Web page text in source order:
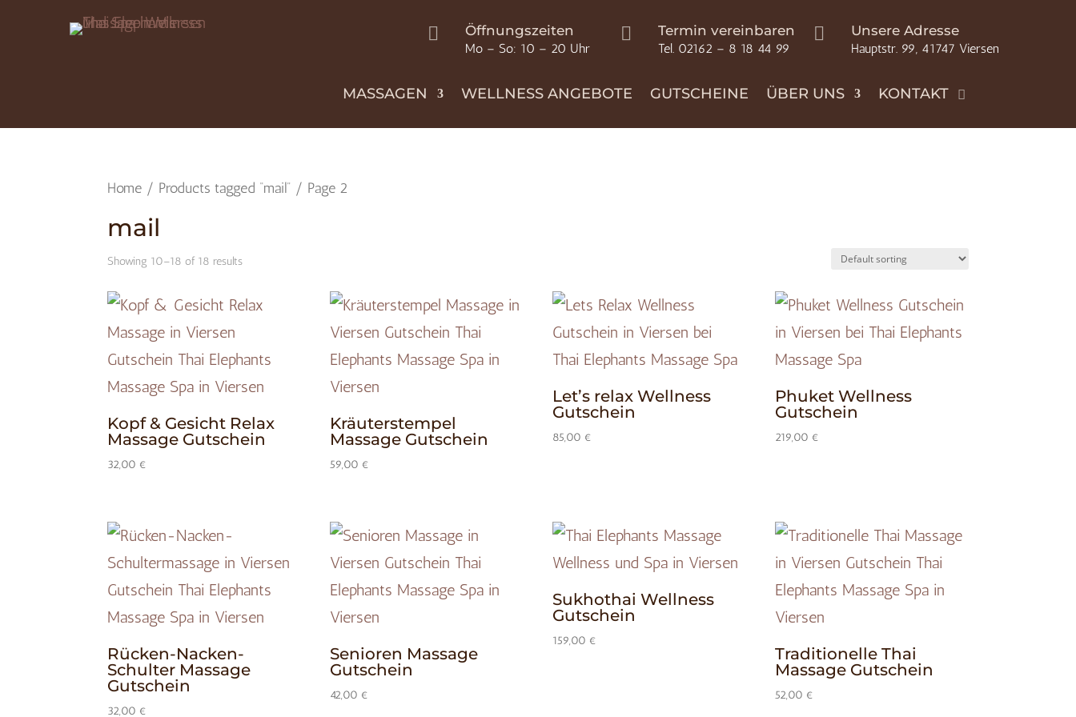
 Öffnungszeiten
Mo – So: 10 – 20 Uhr
 Termin vereinbaren
Tel. 02162 – 8 18 44 99
 Unsere Adresse
Hauptstr. 99, 41747 Viersen
MASSAGEN WELLNESS ANGEBOTE GUTSCHEINE ÜBER UNS KONTAKT
Home / Products tagged “mail” / Page 2
mail
Showing 10–18 of 18 results
Kopf & Gesicht Relax
Massage Gutschein
32,00 €
Kräuterstempel
Massage Gutschein
59,00 €
Let’s relax Wellness
Gutschein
85,00 €
Phuket Wellness
Gutschein
219,00 €
Rücken-Nacken-
Schulter Massage
Gutschein
32,00 €
Senioren Massage
Gutschein
42,00 €
Sukhothai Wellness
Gutschein
159,00 €
Traditionelle Thai
Massage Gutschein
52,00 €